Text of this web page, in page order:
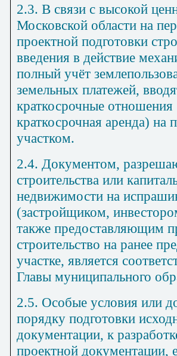
2.3. В связи с высокой
Московской области на
проектной подготовки
введения в действие
полный учёт
земельных платежей,
краткосрочные
краткосрочная аренда) на
участком.
2.4. Документом,
строительства или
недвижимости на
(застройщиком,
также предоставляющим
строительство на ранее
участке, является
Главы муниципального
2.5. Особые условия или
порядку подготовки
документации, к
проектной документации,